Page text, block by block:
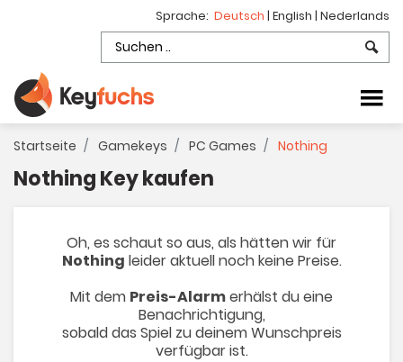
Sprache: Deutsch | English | Nederlands
Startseite Gamekeys PC Games Nothing
Nothing Key kaufen
Oh, es schaut so aus, als hätten wir für
Nothing leider aktuell noch keine Preise.
Mit dem Preis-Alarmerhälst du eine
Benachrichtigung,
sobald das Spiel zu deinem Wunschpreis
verfügbar ist.